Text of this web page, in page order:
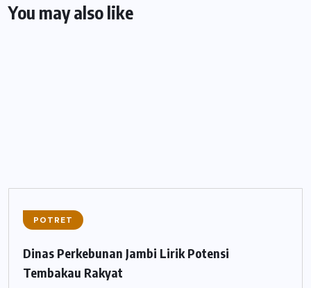
You may also like
POTRET
Dinas Perkebunan Jambi Lirik Potensi
Tembakau Rakyat